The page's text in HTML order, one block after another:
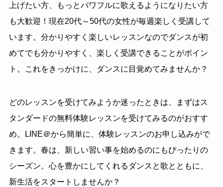
上げたい方、もっとパワフルに歌えるようになりたい方
も大歓迎！現在20代～50代の女性が毎週楽しく受講して
います。分かりやすく楽しいレッスンなのでダンスが初
めてでも分かりやすく、楽しく受講できることがポイン
ト。これをきっかけに、ダンスに目覚めてみませんか？
どのレッスンを受けてみようか迷ったときは、まずはス
タンダードの無料体験レッスンを受けてみるのがおすす
め。LINE＠から簡単に、体験レッスンのお申し込みがで
きます。春は、新しい習い事を始めるのにもぴったりの
シーズン。心を豊かにしてくれるダンスと歌とともに、
新生活をスタートしませんか？